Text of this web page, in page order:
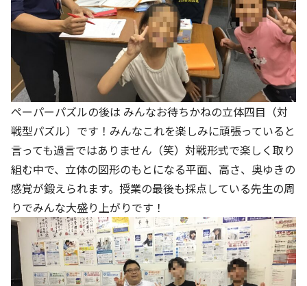
ペーパーパズルの後は みんなお待ちかねの立体四目（対
戦型パズル）です！みんなこれを楽しみに頑張っていると
言っても過言ではありません（笑）対戦形式で楽しく取り
組む中で、立体の図形のもとになる平面、高さ、奥ゆきの
感覚が鍛えられます。授業の最後も採点している先生の周
りでみんな大盛り上がりです！